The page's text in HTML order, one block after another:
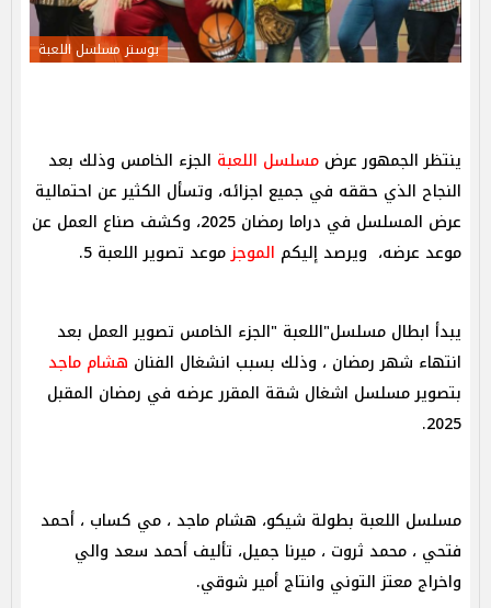
بوستر مسلسل اللعبة
ينتظر الجمهور عرض مسلسل اللعبة الجزء الخامس وذلك بعد
النجاح الذي حققه في جميع اجزائه، وتسأل الكثير عن احتمالية
عرض المسلسل في دراما رمضان 2025، وكشف صناع العمل عن
موعد عرضه، ويرصد إليكم الموجزموعد تصوير اللعبة 5.
يبدأ ابطال مسلسل"اللعبة "الجزء الخامس تصوير العمل بعد
انتهاء شهر رمضان ، وذلك بسبب انشغال الفنان هشام ماجد
بتصوير مسلسل اشغال شقة المقرر عرضه في رمضان المقبل
2025.
مسلسل اللعبة بطولة شيكو، هشام ماجد ، مي كساب ، أحمد
فتحي ، محمد ثروت ، ميرنا جميل، تأليف أحمد سعد والي
واخراج معتز التوني وانتاج أمير شوقي.